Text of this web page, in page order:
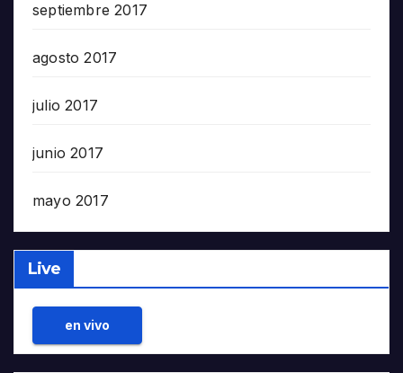
septiembre 2017
agosto 2017
julio 2017
junio 2017
mayo 2017
Live
en vivo